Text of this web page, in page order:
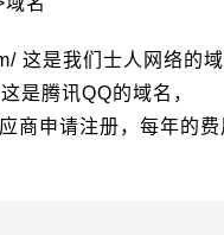
这是我们士人网络的域
是腾讯QQ的域名，
商申请注册，每年的